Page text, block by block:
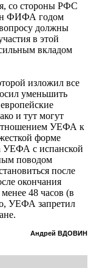
со стороны РФС
ФИФА годом
должны
в этой
вкладом
изложил все
уменьшить
и тут могут
УЕФА к
форме
УЕФА с испанской
поводом
после
окончания
48 часов (в
УЕФА запретил
Андрей ВДОВИН